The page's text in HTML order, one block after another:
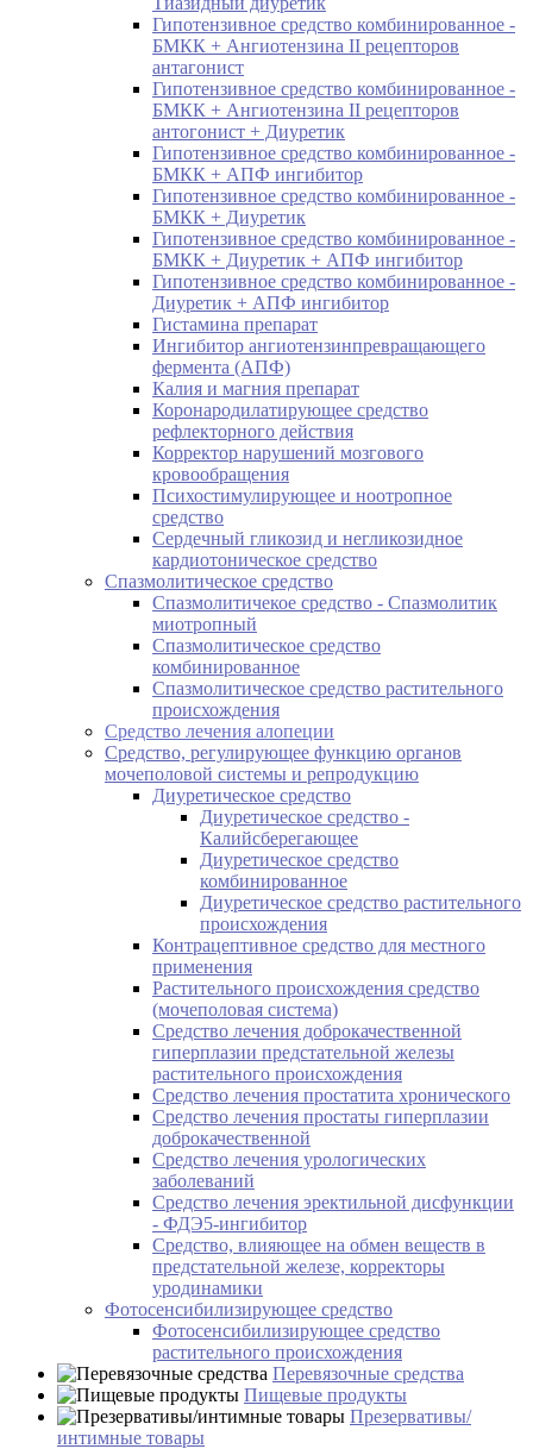
Гипотензивное средство комбинированное -
БМКК + Ангиотензина II рецепторов
антагонист
Гипотензивное средство комбинированное -
БМКК + Ангиотензина II рецепторов
антогонист + Диуретик
Гипотензивное средство комбинированное -
БМКК + АПФ ингибитор
Гипотензивное средство комбинированное -
БМКК + Диуретик
Гипотензивное средство комбинированное -
БМКК + Диуретик + АПФ ингибитор
Гипотензивное средство комбинированное -
Диуретик + АПФ ингибитор
Гистамина препарат
Ингибитор ангиотензинпревращающего
фермента (АПФ)
Калия и магния препарат
Коронародилатирующее средство
рефлекторного действия
Корректор нарушений мозгового
кровообращения
Психостимулирующее и ноотропное
средство
Сердечный гликозид и негликозидное
кардиотоническое средство
Спазмолитическое средство
Спазмолитичекое средство - Спазмолитик
миотропный
Спазмолитическое средство
комбинированное
Спазмолитическое средство растительного
происхождения
Средство лечения алопеции
Средство, регулирующее функцию органов
мочеполовой системы и репродукцию
Диуретическое средство
Диуретическое средство -
Калийсберегающее
Диуретическое средство
комбинированное
Диуретическое средство растительного
происхождения
Контрацептивное средство для местного
применения
Растительного происхождения средство
(мочеполовая система)
Средство лечения доброкачественной
гиперплазии предстательной железы
растительного происхождения
Средство лечения простатита хронического
Средство лечения простаты гиперплазии
доброкачественной
Средство лечения урологических
заболеваний
Средство лечения эректильной дисфункции
- ФДЭ5-ингибитор
Средство, влияющее на обмен веществ в
предстательной железе, корректоры
уродинамики
Фотосенсибилизирующее средство
Фотосенсибилизирующее средство
растительного происхождения
Перевязочные средства
Пищевые продукты
Презервативы/
интимные товары